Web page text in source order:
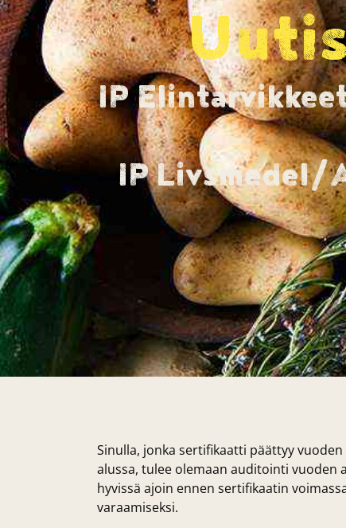
IP
IP Livsmedel/
Sinulla, jonka sertifikaatti päättyy
alussa, tulee olemaan auditointi vuoden
hyvissä ajoin ennen sertifikaatin
varaamiseksi.